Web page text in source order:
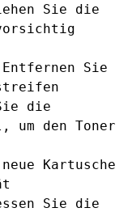
Sie die
Sie
die
um den Toner
Kartusche
Sie die